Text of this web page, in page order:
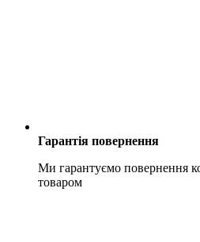
Гарантія повернення
Ми гарантуємо повернення
товаром